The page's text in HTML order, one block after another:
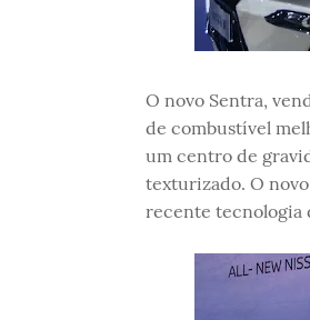
O novo Sentra,
de combustível
um centro de
texturizado. O
recente tecnologia